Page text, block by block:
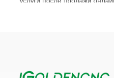
Мы предоставим